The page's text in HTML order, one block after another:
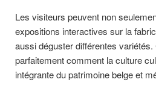
Les visiteurs peuvent non
expositions interactives sur la
aussi déguster différentes
parfaitement comment la culture
intégrante du patrimoine belge et